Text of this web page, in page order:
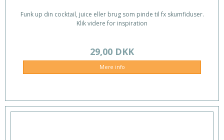
Funk up din cocktail, juice eller brug som pinde til fx skumfiduser.
Klik videre for inspiration
29,00 DKK
Mere info